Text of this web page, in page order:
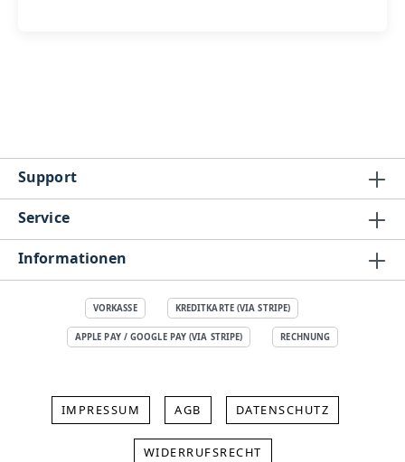
Support
Service
Informationen
VORKASSE KREDITKARTE (VIA STRIPE)
APPLE PAY / GOOGLE PAY (VIA STRIPE) RECHNUNG
IMPRESSUM AGB DATENSCHUTZ
WIDERRUFSRECHT